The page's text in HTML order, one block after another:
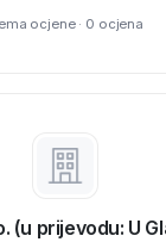
ocjene · 0 ocjena
(u prijevodu: U